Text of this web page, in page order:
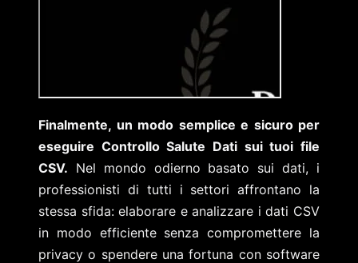
Finalmente, un modo semplice e sicuro per
eseguire Controllo Salute Dati sui tuoi file
CSV. Nel mondo odierno basato sui dati, i
professionisti di tutti i settori affrontano la
stessa sfida: elaborare e analizzare i dati CSV
in modo efficiente senza compromettere la
privacy o spendere una fortuna con software